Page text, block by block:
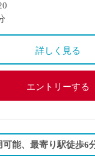
：扶養手当・職務手
私学共済、労災保険、
詳しく見る
エントリーする
可能、最寄り駅徒歩6